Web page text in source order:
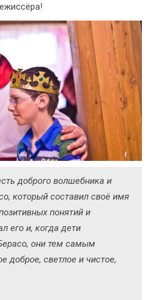
доброго волшебника и
который составил своё имя
понятий и
его и, когда дети
они тем самым
доброе, светлое и чистое,